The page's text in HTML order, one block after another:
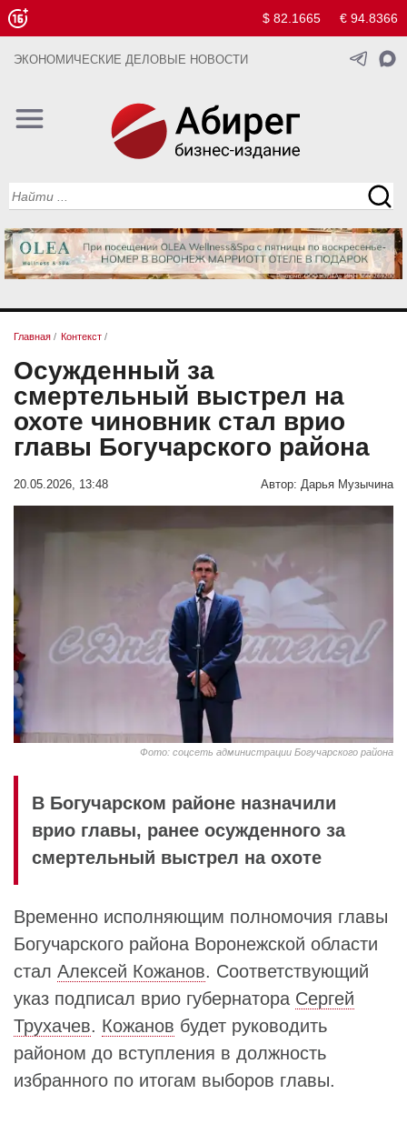
$ 82.1665 € 94.8366
ЭКОНОМИЧЕСКИЕ ДЕЛОВЫЕ НОВОСТИ
Главная / Контекст /
Осужденный за
смертельный выстрел на
охоте чиновник стал врио
главы Богучарского района
20.05.2026, 13:48 Автор: Дарья Музычина
Фото: соцсеть администрации Богучарского района
В Богучарском районе назначили
врио главы, ранее осужденного за
смертельный выстрел на охоте
Временно исполняющим полномочия главы
Богучарского района Воронежской области
стал Алексей Кожанов. Соответствующий
указ подписал врио губернатора Сергей
Трухачев. Кожанов будет руководить
районом до вступления в должность
избранного по итогам выборов главы.